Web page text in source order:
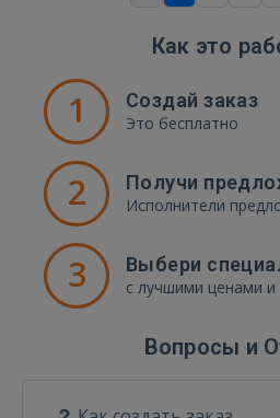
Как это
1 Создай заказ
Это бесплатно
2 Получи
Исполнители
3 Выбери
с лучшими ценами
Вопросы и